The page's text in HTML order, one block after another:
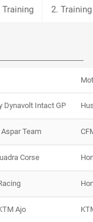
Training 2. Training
Dynavolt Intact GP
Team
Corse
Ajo